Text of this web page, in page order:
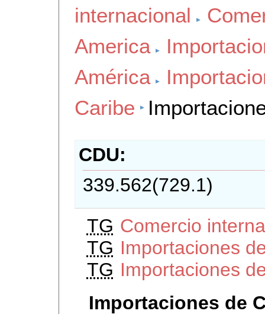
internacional
America
América
Caribe
CDU
339.562(729.1)
TG Comercio
TG Importaciones
TG Importaciones
Importaciones de